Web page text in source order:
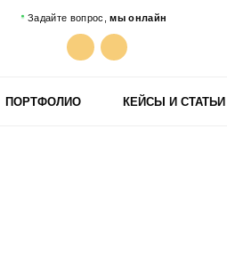
Задайте вопрос,мы онлайн
ПОРТФОЛИО КЕЙСЫ И СТАТЬИ